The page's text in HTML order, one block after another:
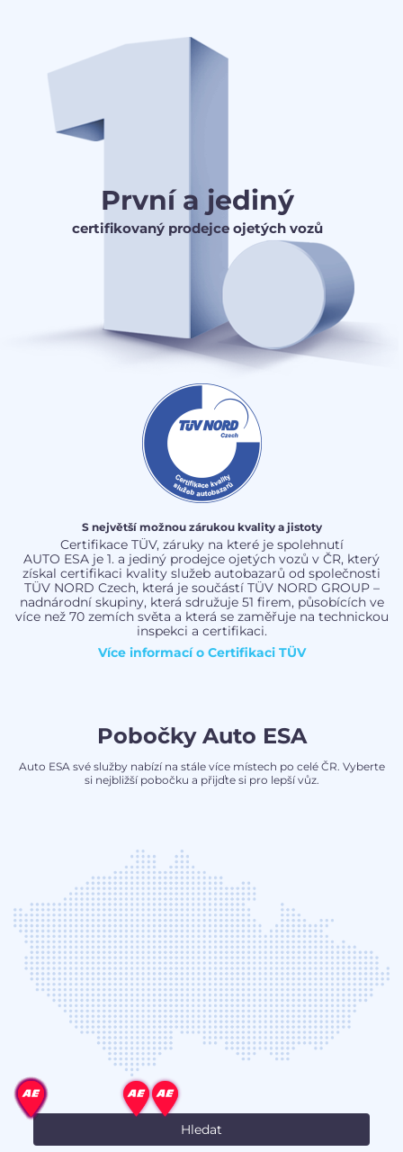
První a jediný
certifikovaný prodejce ojetých vozů
S největší možnou zárukou kvality a jistoty
Certifikace TÜV, záruky na které je spolehnutí
AUTO ESA je 1. a jediný prodejce ojetých vozů v ČR, který
získal certifikaci kvality služeb autobazarů od společnosti
TÜV NORD Czech, která je součástí TÜV NORD GROUP –
nadnárodní skupiny, která sdružuje 51 firem, působících ve
více než 70 zemích světa a která se zaměřuje na technickou
inspekci a certifikaci.
Více informací o Certifikaci TÜV
Pobočky Auto ESA
Auto ESA své služby nabízí na stále více místech po celé ČR. Vyberte
si nejbližší pobočku a přijďte si pro lepší vůz.